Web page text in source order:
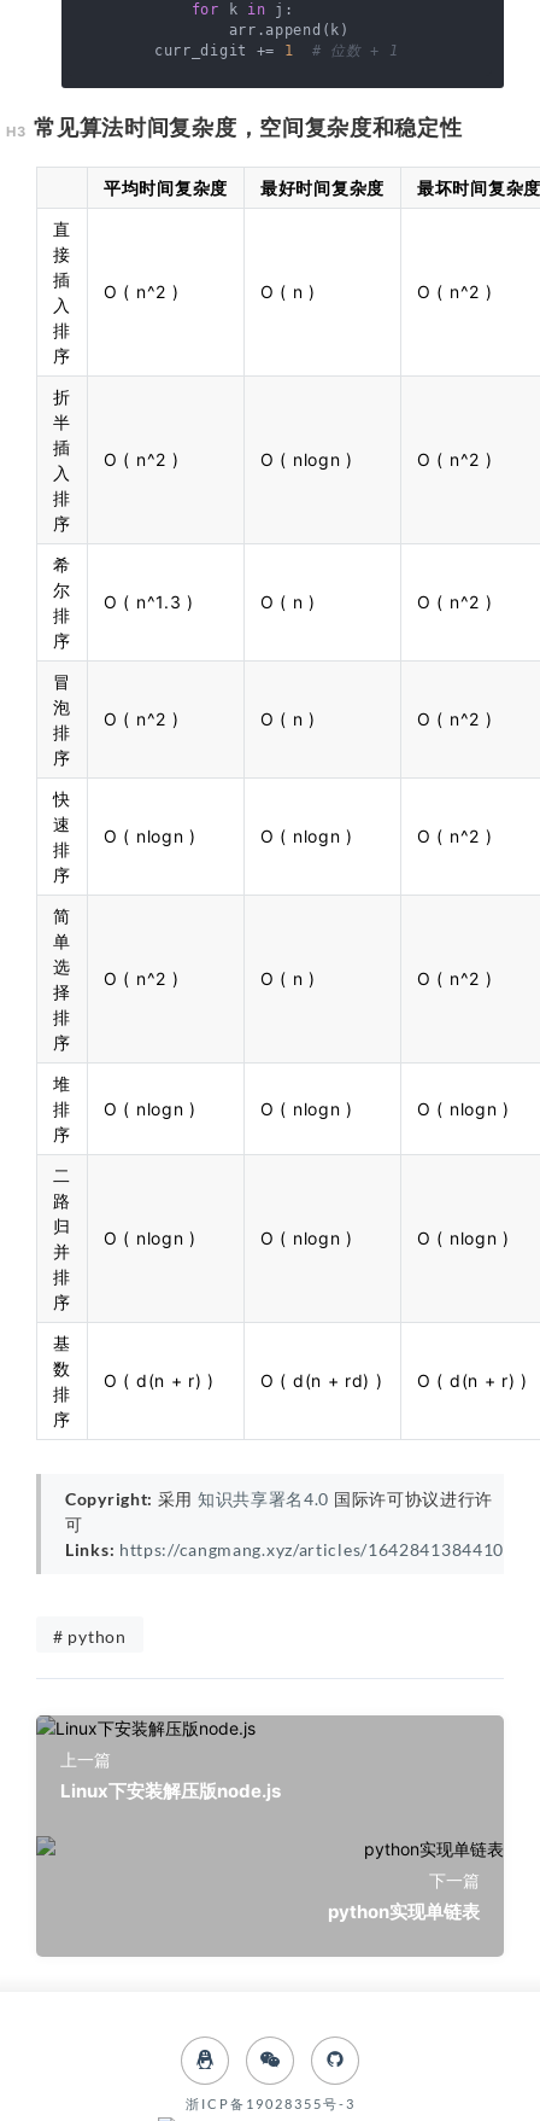
for k in j:
                arr.append(k)
        curr_digit +=
1 # 位数 + 1
常见算法时间复杂度，空间复杂度和稳定性
平均时间复杂度 最好时间复杂度
最坏时间复杂度
直
接
插
入
排
序
O ( n^2 ) O ( n ) O ( n^2 )
折
半
插
入
排
序
O ( n^2 ) O ( nlogn ) O ( n^2 )
希
尔
排
序
O ( n^1.3 ) O ( n ) O ( n^2 )
冒
泡
排
序
O ( n^2 ) O ( n ) O ( n^2 )
快
速
排
序
O ( nlogn ) O ( nlogn ) O ( n^2 )
简
单
选
择
排
序
O ( n^2 ) O ( n ) O ( n^2 )
堆
排
序
O ( nlogn ) O ( nlogn ) O ( nlogn )
二
路
归
并
排
序
O ( nlogn ) O ( nlogn ) O ( nlogn )
基
数
排
序
O ( d(n + r) ) O ( d(n + rd) ) O ( d(n + r) )
Copyright: 采用 知识共享署名4.0 国际许可协议进行许
可
Links: https://cangmang.xyz/articles/1642841384410
# python
上一篇
Linux下安装解压版node.js
下一篇
python实现单链表
浙ICP备19028355号-3